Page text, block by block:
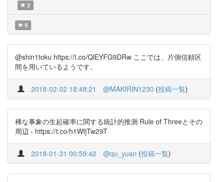
2
0
@shin1toku https://t.co/QlEYFG9DRw ここでは、片側信頼区
間を用いているようです。
2018-02-02 18:48:21 @MAKIRIN1230 (投稿一覧)
稀な事象の生起確率に関する統計的推測 Rule of Threeとその
周辺 - https://t.co/h1WfjTw29T
2018-01-31 00:59:42 @qu_yuan (投稿一覧)